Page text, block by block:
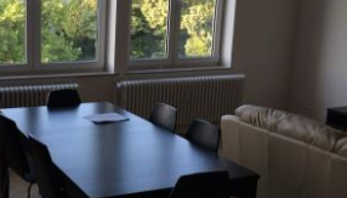
située dans une belle résidence à
avenue de la Gare), au 5ème étage avec
rénové, avec séjour, salle-à-manger,
équipée séparée, salle-de-douche. Loyer
(une disponible). Grande chambre...